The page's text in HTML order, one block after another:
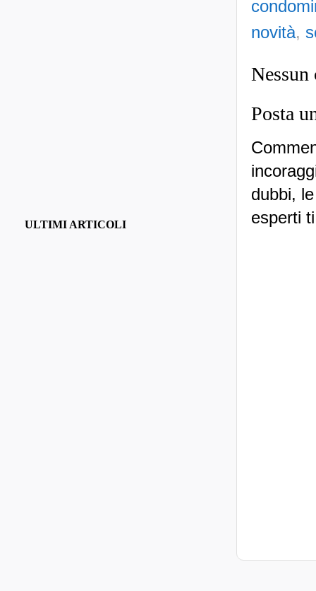
novità,
Nessun
Posta
dubbi,
esperti
ULTIMI ARTICOLI